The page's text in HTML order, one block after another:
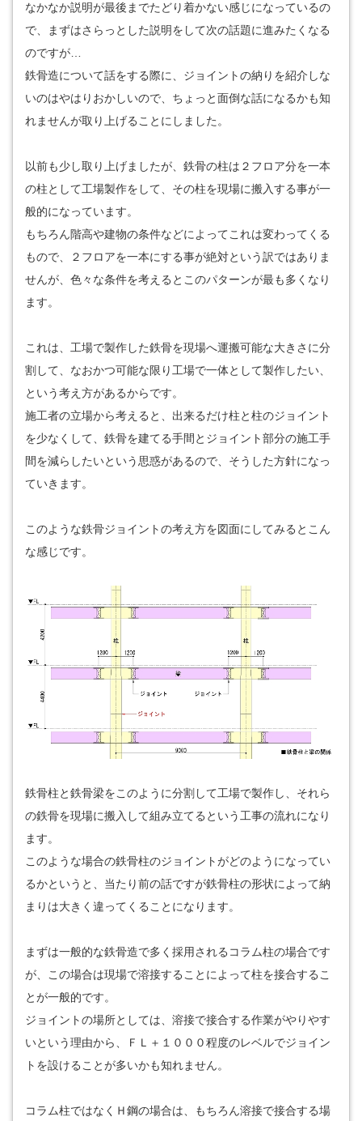
なかなか説明が最後までたどり着かない感じになっているの
で、まずはさらっとした説明をして次の話題に進みたくなる
のですが…
鉄骨造について話をする際に、ジョイントの納りを紹介しな
いのはやはりおかしいので、ちょっと面倒な話になるかも知
れませんが取り上げることにしました。
以前も少し取り上げましたが、鉄骨の柱は２フロア分を一本
の柱として工場製作をして、その柱を現場に搬入する事が一
般的になっています。
もちろん階高や建物の条件などによってこれは変わってくる
もので、２フロアを一本にする事が絶対という訳ではありま
せんが、色々な条件を考えるとこのパターンが最も多くなり
ます。
これは、工場で製作した鉄骨を現場へ運搬可能な大きさに分
割して、なおかつ可能な限り工場で一体として製作したい、
という考え方があるからです。
施工者の立場から考えると、出来るだけ柱と柱のジョイント
を少なくして、鉄骨を建てる手間とジョイント部分の施工手
間を減らしたいという思惑があるので、そうした方針になっ
ていきます。
このような鉄骨ジョイントの考え方を図面にしてみるとこん
な感じです。
鉄骨柱と鉄骨梁をこのように分割して工場で製作し、それら
の鉄骨を現場に搬入して組み立てるという工事の流れになり
ます。
このような場合の鉄骨柱のジョイントがどのようになってい
るかというと、当たり前の話ですが鉄骨柱の形状によって納
まりは大きく違ってくることになります。
まずは一般的な鉄骨造で多く採用されるコラム柱の場合です
が、この場合は現場で溶接することによって柱を接合するこ
とが一般的です。
ジョイントの場所としては、溶接で接合する作業がやりやす
いという理由から、ＦＬ＋１０００程度のレベルでジョイン
トを設けることが多いかも知れません。
コラム柱ではなくＨ鋼の場合は、もちろん溶接で接合する場